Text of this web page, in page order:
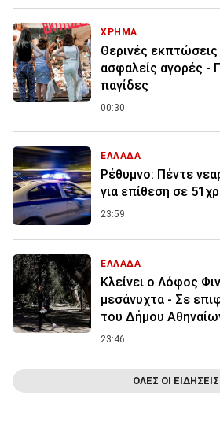
ΧΡΗΜΑ
Θερινές
ασφαλείς αγορές -
παγίδες
00:30
ΕΛΛΑΔΑ
Ρέθυμνο: Πέντε
για επίθεση σε
23:59
ΕΛΛΑΔΑ
Κλείνει ο Λόφος
μεσάνυχτα - Σε
του Δήμου
23:46
ΟΛΕΣ ΟΙ ΕΙΔΗΣΕΙΣ